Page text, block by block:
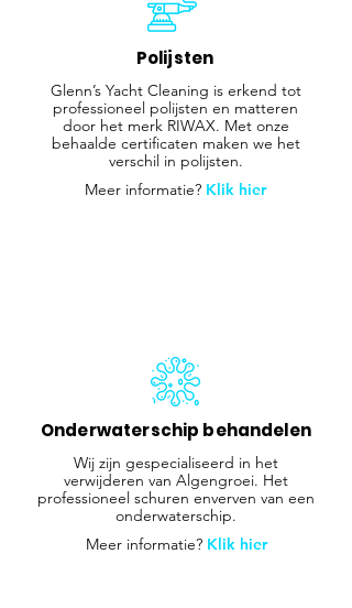
Polijsten
Glenn’s Yacht Cleaning is erkend tot
professioneel polijsten en matteren
door het merk RIWAX. Met onze
behaalde certificaten maken we het
verschil in polijsten.
Meer informatie? Klik hier
Onderwaterschip behandelen
Wij zijn gespecialiseerd in het
verwijderen van Algengroei. Het
professioneel schuren enverven van een
onderwaterschip.
Meer informatie? Klik hier